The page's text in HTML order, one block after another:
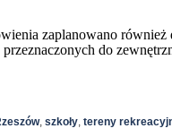
zaplanowano
do
, szkoły, tereny